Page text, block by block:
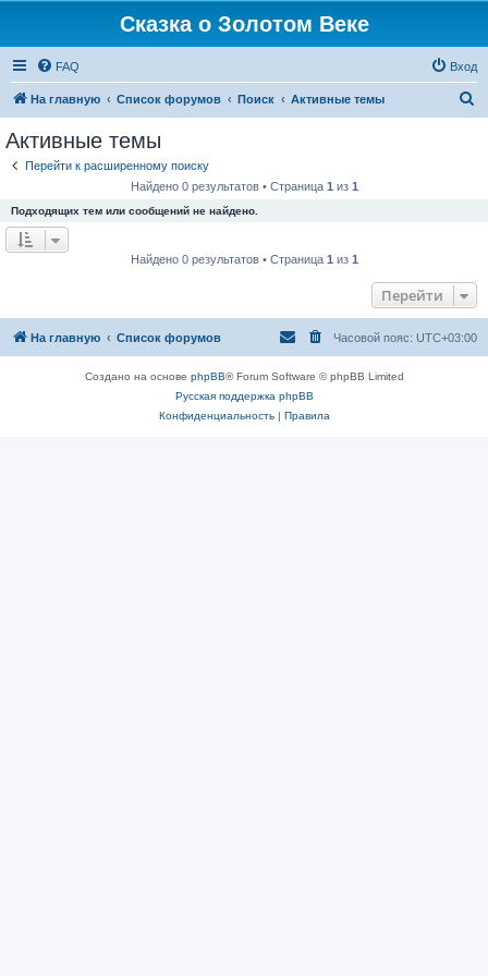
Сказка о Золотом Веке
FAQ Вход
На главную Список форумов Поиск Активные темы
Активные темы
Перейти к расширенному поиску
Найдено 0 результатов • Страница 1 из 1
Подходящих тем или сообщений не найдено.
Найдено 0 результатов • Страница 1 из 1
Перейти
На главную Список форумов Часовой пояс: UTC+03:00
Создано на основе phpBB® Forum Software © phpBB Limited
Русская поддержка phpBB
Конфиденциальность| Правила